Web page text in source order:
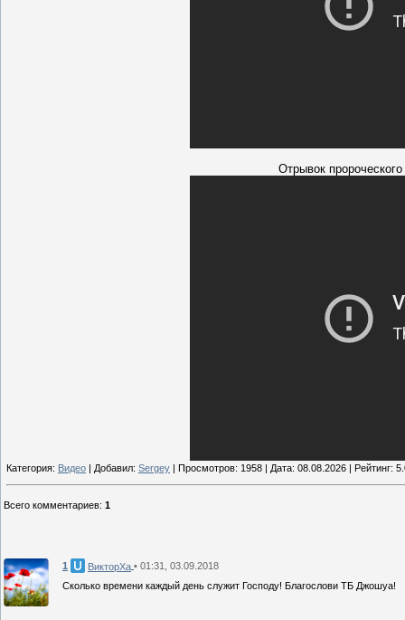
Отрывок
Категория: Видео | Добавил: Sergey | Просмотров: 1958 | Дата: 08.08.2026 | Рейтинг:
Всего комментариев: 1
1 ВикторХа • 01:31, 03.09.2018
Сколько времени каждый день служит Господу! Благослови ТБ Джошуа!